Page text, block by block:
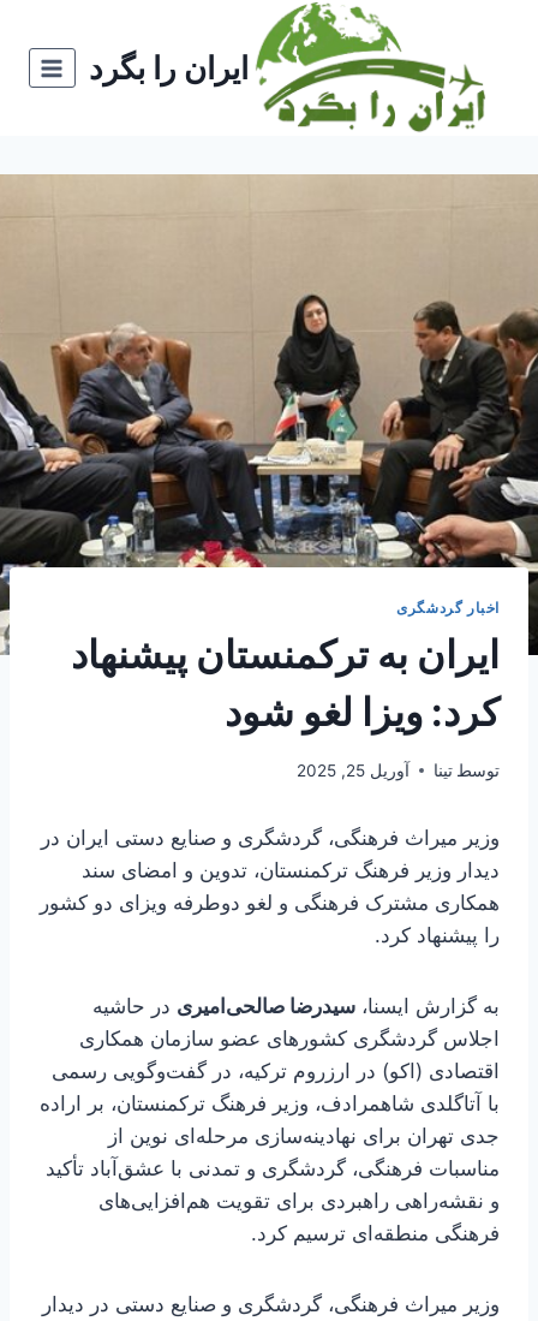
ایران را بگرد
اخبار گردشگری
ایران به ترکمنستان پیشنهاد
کرد: ویزا لغو شود
توسط تینا آوریل 25, 2025
وزیر میراث فرهنگی، گردشگری و صنایع دستی ایران در
دیدار وزیر فرهنگ ترکمنستان، تدوین و امضای سند
همکاری مشترک فرهنگی و لغو دوطرفه ویزای دو کشور
را پیشنهاد کرد.
به گزارش ایسنا، سیدرضا صالحی‌امیری در حاشیه
اجلاس گردشگری کشورهای عضو سازمان همکاری
اقتصادی (اکو) در ارزروم ترکیه، در گفت‌وگویی رسمی
با آتاگلدی شاهمرادف، وزیر فرهنگ ترکمنستان، بر اراده
جدی تهران برای نهادینه‌سازی مرحله‌ای نوین از
مناسبات فرهنگی، گردشگری و تمدنی با عشق‌آباد تأکید
و نقشه‌راهی راهبردی برای تقویت هم‌افزایی‌های
فرهنگی منطقه‌ای ترسیم کرد.
وزیر میراث‌ فرهنگی، گردشگری و صنایع‌ دستی در دیدار